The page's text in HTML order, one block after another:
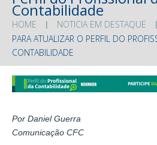
Contabilidade
HOME NOTICIA EM DESTAQUE
PARA ATUALIZAR O PERFIL DO
CONTABILIDADE
Por Daniel Guerra
Comunicação CFC